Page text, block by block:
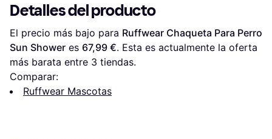
Detalles del producto
El precio más bajo para Ruffwear Chaqueta Para Perro
Sun Shower es 67,99 €. Esta es actualmente la oferta
más barata entre 3 tiendas.
Comparar:
Ruffwear Mascotas